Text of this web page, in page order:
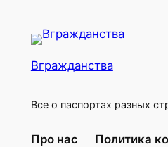
Вгражданства
Все о паспортах разных
Про нас Политика